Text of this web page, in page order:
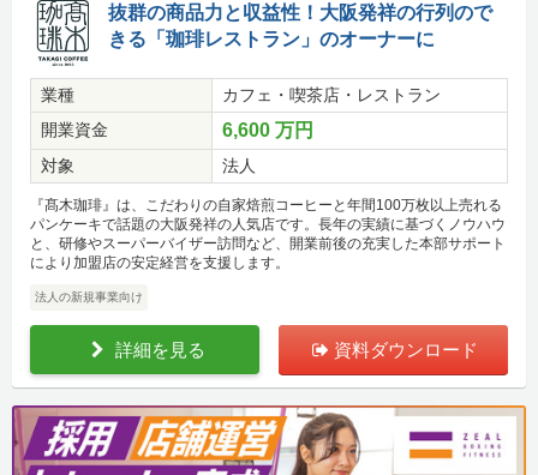
抜群の商品力と収益性！大阪発祥の行列ので
きる「珈琲レストラン」のオーナーに
業種
カフェ・喫茶店・レストラン
開業資金
6,600 万円
対象 法人
『髙木珈琲』は、こだわりの自家焙煎コーヒーと年間100万枚以上売れる
パンケーキで話題の大阪発祥の人気店です。長年の実績に基づくノウハウ
と、研修やスーパーバイザー訪問など、開業前後の充実した本部サポート
により加盟店の安定経営を支援します。
法人の新規事業向け
詳細を見る 資料ダウンロード